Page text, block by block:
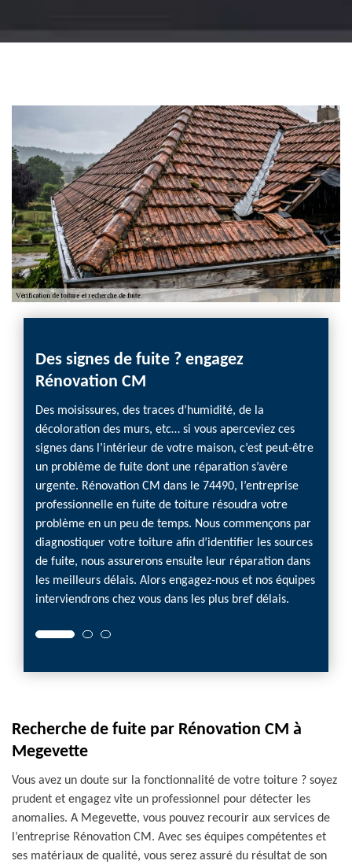
Des signes de fuite ? engagez
Rénovation CM
Des moisissures, des traces d’humidité, de la
décoloration des murs, etc… si vous aperceviez ces
signes dans l’intérieur de votre maison, c’est peut-être
un problème de fuite dont une réparation s’avère
urgente. Rénovation CM dans le 74490, l’entreprise
professionnelle en fuite de toiture résoudra votre
problème en un peu de temps. Nous commençons par
diagnostiquer votre toiture afin d’identifier les sources
de fuite, nous assurerons ensuite leur réparation dans
les meilleurs délais. Alors engagez-nous et nos équipes
interviendrons chez vous dans les plus bref délais.
Recherche de fuite par Rénovation CM à
Megevette
Vous avez un doute sur la fonctionnalité de votre toiture ? soyez
prudent et engagez vite un professionnel pour détecter les
anomalies. A Megevette, vous pouvez recourir aux services de
l’entreprise Rénovation CM. Avec ses équipes compétentes et
ses matériaux de qualité, vous serez assuré du résultat de son